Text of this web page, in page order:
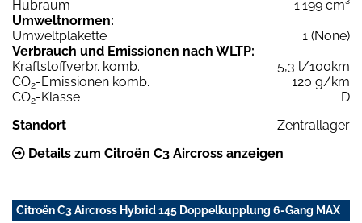
Hubraum
1.199 cm³
Umweltnormen:
Umweltplakette
1 (None)
Verbrauch und Emissionen nach WLTP:
Kraftstoffverbr. komb.
5,3 l/100km
CO2-Emissionen komb.
120 g/km
CO2-Klasse
D
Standort
Zentrallager
Details zum Citroën C3 Aircross anzeigen
Citroën C3 Aircross Hybrid 145 Doppelkupplung 6-Gang MAX